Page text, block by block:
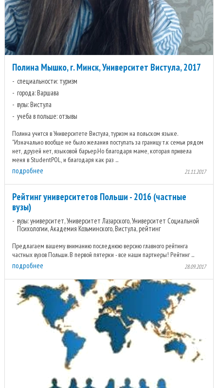
Полина Мышко, г. Минск, Университет Вистула, 2017
специальности: туризм
города: Варшава
вузы: Вистула
учеба в польше: отзывы
Полина учится в Университете Вистула, туризм на польском языке.
"Изначально вообще не было желания поступать за границу т.к семьи рядом
нет, друзей нет, языковой барьер.Но благодаря маме, которая привела
меня в StudentPOL, и благодаря как раз ...
подробнее 21.11.2017
Рейтинг университетов Польши - 2016 (частные
вузы)
вузы: университет, Университет Лазарского, Университет Социальной
Психологии, Академия Козьминского, Вистула, рейтинг
Предлагаем вашему вниманию последнюю версию главного рейтинга
частных вузов Польши. В первой пятерки - все наши партнеры! Рейтинг ...
подробнее 28.09.2017